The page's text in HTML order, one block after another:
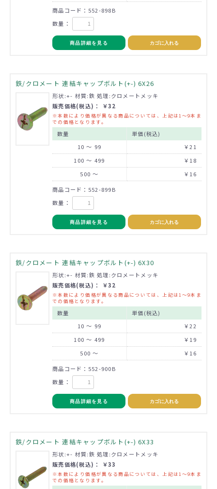
商品コード：552-898B
数量：
商品詳細を見る カゴに入れる
鉄/クロメート 連結キャップボルト(+-) 6X26
形状:+- 材質:鉄 処理:クロメートメッキ
販売価格(税込)： ￥32
※本数により価格が異なる商品については、上記は1～9本ま
での価格となります。
数量
単価(税込)
10 ～ 99
￥21
100 ～ 499
￥18
500 ～
￥16
商品コード：552-899B
数量：
商品詳細を見る カゴに入れる
鉄/クロメート 連結キャップボルト(+-) 6X30
形状:+- 材質:鉄 処理:クロメートメッキ
販売価格(税込)： ￥32
※本数により価格が異なる商品については、上記は1～9本ま
での価格となります。
数量
単価(税込)
10 ～ 99
￥22
100 ～ 499
￥19
500 ～
￥16
商品コード：552-900B
数量：
商品詳細を見る カゴに入れる
鉄/クロメート 連結キャップボルト(+-) 6X33
形状:+- 材質:鉄 処理:クロメートメッキ
販売価格(税込)： ￥33
※本数により価格が異なる商品については、上記は1～9本ま
での価格となります。